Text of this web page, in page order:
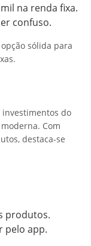
na renda fixa.
confuso.
sólida para
do
Com
destaca-se
produtos.
pelo app.